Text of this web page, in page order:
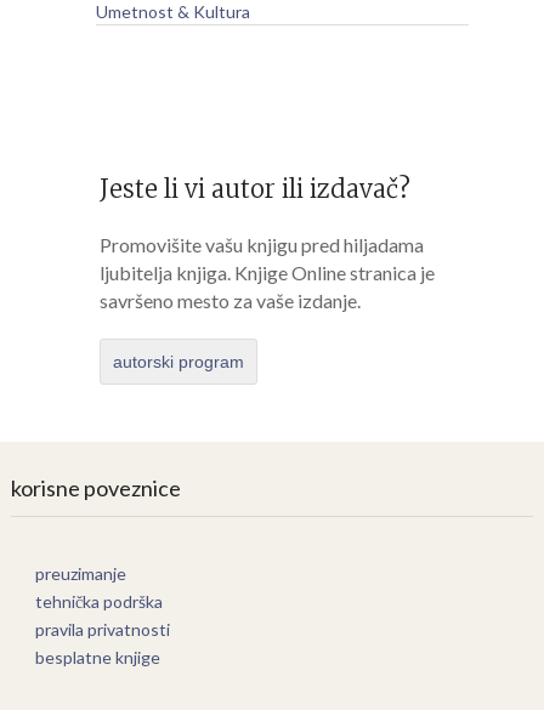
Umetnost & Kultura
Jeste li vi autor ili izdavač?
Promovišite vašu knjigu pred hiljadama
ljubitelja knjiga. Knjige Online stranica je
savršeno mesto za vaše izdanje.
autorski program
korisne poveznice
preuzimanje
tehnička podrška
pravila privatnosti
besplatne knjige